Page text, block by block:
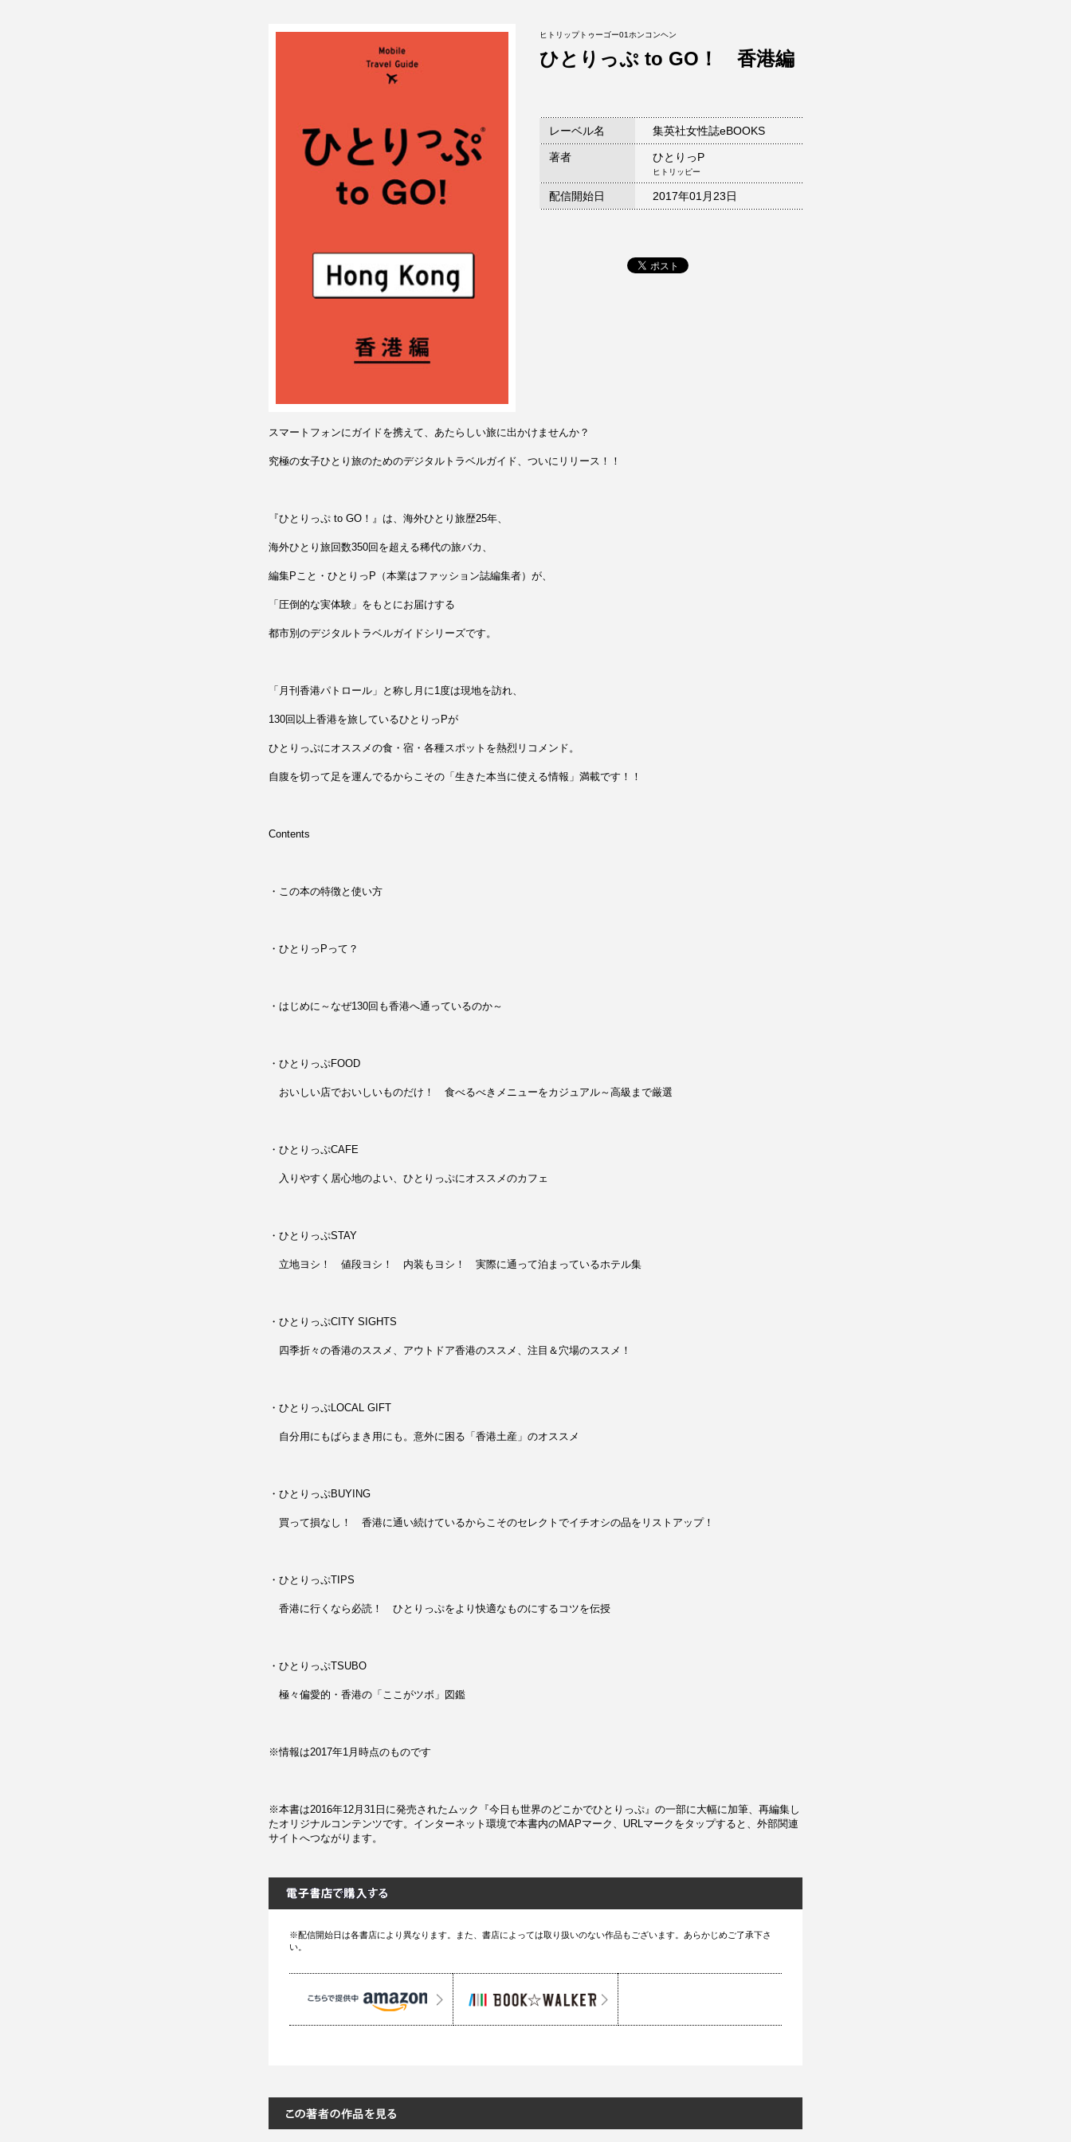
ヒトリップトゥーゴー01ホンコンヘン
ひとりっぷ to GO！ 香港編
レーベル名 集英社女性誌eBOOKS
著者 ひとりっP
ヒトリッピー
配信開始日 2017年01月23日
スマートフォンにガイドを携えて、あたらしい旅に出かけませんか？
究極の女子ひとり旅のためのデジタルトラベルガイド、ついにリリース！！
『ひとりっぷ to GO！』は、海外ひとり旅歴25年、
海外ひとり旅回数350回を超える稀代の旅バカ、
編集Pこと・ひとりっP（本業はファッション誌編集者）が、
「圧倒的な実体験」をもとにお届けする
都市別のデジタルトラベルガイドシリーズです。
「月刊香港パトロール」と称し月に1度は現地を訪れ、
130回以上香港を旅しているひとりっPが
ひとりっぷにオススメの食・宿・各種スポットを熱烈リコメンド。
自腹を切って足を運んでるからこその「生きた本当に使える情報」満載です！！
Contents
・この本の特徴と使い方
・ひとりっPって？
・はじめに～なぜ130回も香港へ通っているのか～
・ひとりっぷFOOD
おいしい店でおいしいものだけ！ 食べるべきメニューをカジュアル～高級まで厳選
・ひとりっぷCAFE
入りやすく居心地のよい、ひとりっぷにオススメのカフェ
・ひとりっぷSTAY
立地ヨシ！ 値段ヨシ！ 内装もヨシ！ 実際に通って泊まっているホテル集
・ひとりっぷCITY SIGHTS
四季折々の香港のススメ、アウトドア香港のススメ、注目＆穴場のススメ！
・ひとりっぷLOCAL GIFT
自分用にもばらまき用にも。意外に困る「香港土産」のオススメ
・ひとりっぷBUYING
買って損なし！ 香港に通い続けているからこそのセレクトでイチオシの品をリストアップ！
・ひとりっぷTIPS
香港に行くなら必読！ ひとりっぷをより快適なものにするコツを伝授
・ひとりっぷTSUBO
極々偏愛的・香港の「ここがツボ」図鑑
※情報は2017年1月時点のものです
※本書は2016年12月31日に発売されたムック『今日も世界のどこかでひとりっぷ』の一部に大幅に加筆、再編集し
たオリジナルコンテンツです。インターネット環境で本書内のMAPマーク、URLマークをタップすると、外部関連
サイトへつながります。
※配信開始日は各書店により異なります。また、書店によっては取り扱いのない作品もございます。あらかじめご了承下さ
い。